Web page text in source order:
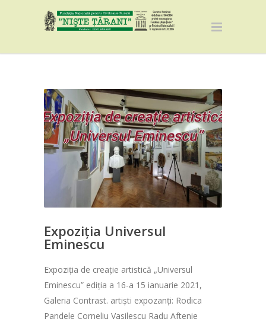
Expoziția Universul
Eminescu
Expoziția de creație artistică „Universul
Eminescu” ediția a 16-a 15 ianuarie 2021,
Galeria Contrast. artiști expozanți: Rodica
Pandele Corneliu Vasilescu Radu Aftenie